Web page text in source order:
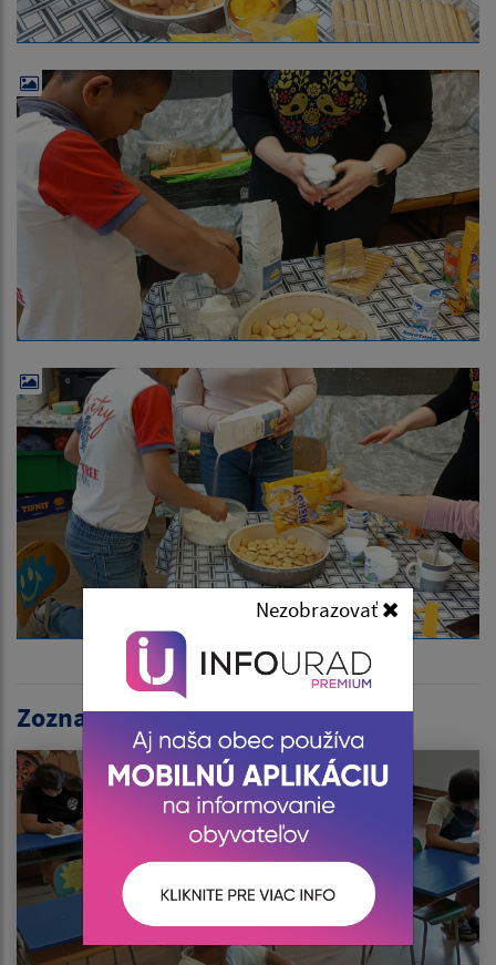
Nezobrazovať
Zoznam článkov: